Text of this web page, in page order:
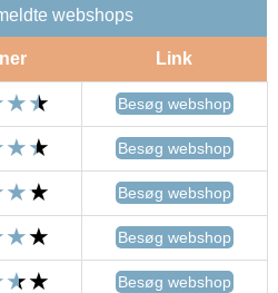
webshops
Link
Besøg webshop
Besøg webshop
Besøg webshop
Besøg webshop
Besøg webshop